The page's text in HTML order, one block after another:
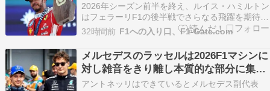
2026年シーズン前半を終え、ルイス・ハミルトン
はフェラーリF1の後半戦でさらなる飛躍を期待し
ている。最大の課題として挙げたのは、メルセデ
ス勢に対して劣勢となっているパワーユニット
（PU）の性能差であり、この改善が実現すれば
優勝争いの機会はさらに増えるとの見方を示し
た。 フェラー…
32時間前 F1への入り口、F1-Gate.com
メルセデスのラッセルは2026F1マシンに
対し雑音をきり離し本質的な部分に集中
できていないらしい
アントネッリはできているとメルセデス副代表